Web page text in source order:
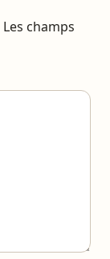
Les champs